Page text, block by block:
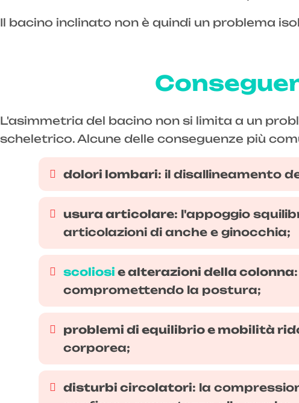
Il bacino inclinato non è quindi un problema
L'asimmetria del bacino non si limita a un
scheletrico. Alcune delle conseguenze più
dolori lombari: il disallineamento
usura articolare: l'appoggio
articolazioni di anche e ginocchia;
scoliosi e alterazioni della colonna
compromettendo la postura;
problemi di equilibrio e mobilità
corporea;
disturbi circolatori: la